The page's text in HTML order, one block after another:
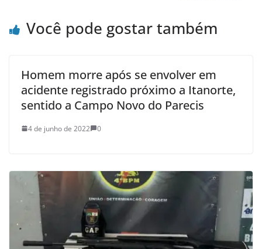
Você pode gostar também
Homem morre após se envolver em
acidente registrado próximo a Itanorte,
sentido a Campo Novo do Parecis
4 de junho de 2022 0